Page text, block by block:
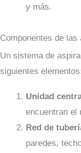
y más.
Componentes de
Un sistema de
siguientes elementos:
Unidad
encuentran el
Red de
paredes,